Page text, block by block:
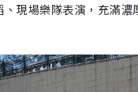
現場樂隊表演，充滿濃